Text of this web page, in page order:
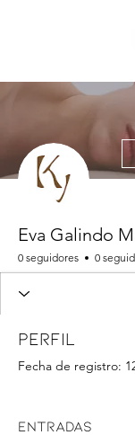
Eva Galindo
0 seguidores 0
Perfil
Fecha de registro:
Entradas